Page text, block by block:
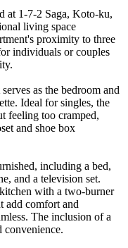
at 1-7-2 Saga, Koto-ku,
living space
proximity to three
individuals or couples
as the bedroom and
Ideal for singles, the
feeling too cramped,
and shoe box
including a bed,
and a television set.
with a two-burner
add comfort and
The inclusion of a
convenience.